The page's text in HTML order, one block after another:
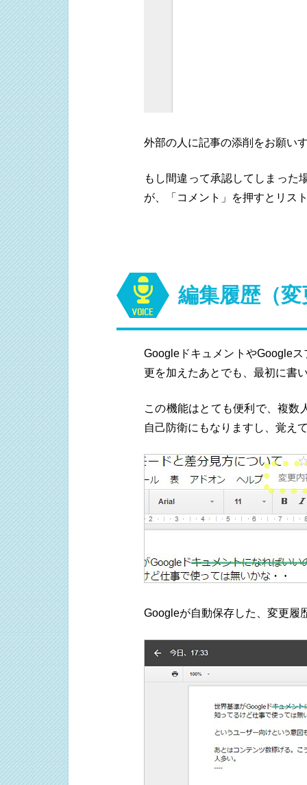
外部の人に記事の添削をお願い
もし間違って承認してしまった
が、「コメント」を押すとリス
編集履歴（
GoogleドキュメントやGoogle
更を加えたあとでも、最初に書
この機能はとても便利で、複数
自己防衛にもなりますし、覚え
Googleが自動保存した、変更履